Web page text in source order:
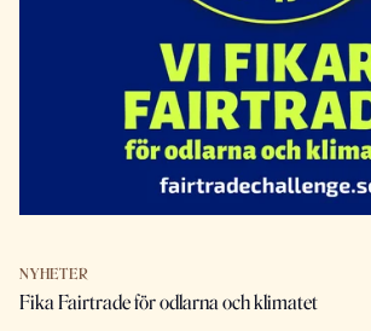
NYHETER
Fika Fairtrade för odlarna och klimatet